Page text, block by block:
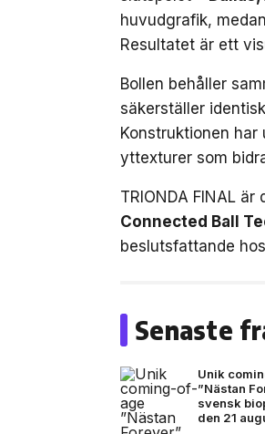
huvudgrafik,
Resultatet är ett
Bollen behåller
säkerställer
Konstruktionen
yttexturer som
TRIONDA FINAL
Connected Ball
beslutsfattande
Senaste
Unik
”Nästan
svensk
den 21